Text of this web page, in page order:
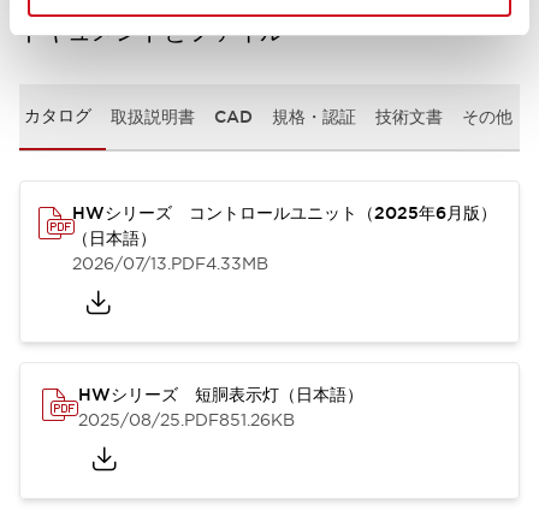
ドキュメントとファイル
カタログ 取扱説明書 CAD 規格・認証 技術文書 その他
HWシリーズ コントロールユニット（2025年6月版）
（日本語）
2026/07/13.PDF4.33MB
HWシリーズ 短胴表示灯（日本語）
2025/08/25.PDF851.26KB